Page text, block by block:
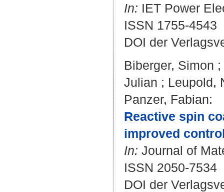
In: IET Power
ISSN 1755-4543
DOI der
Biberger, Simon ;
Julian ; Leupold,
Panzer, Fabian:
Reactive spin
improved
In: Journal of
ISSN 2050-7534
DOI der